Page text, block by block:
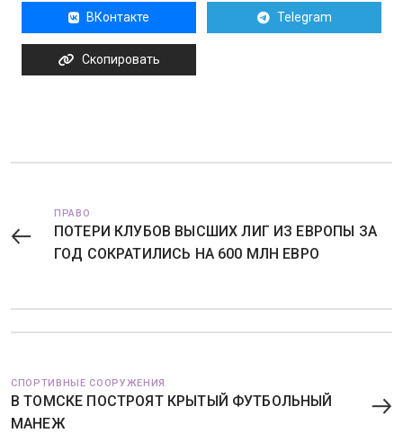
ВКонтакте Telegram
Скопировать
ПРАВО
ПОТЕРИ КЛУБОВ ВЫСШИХ ЛИГ ИЗ ЕВРОПЫ ЗА
ГОД СОКРАТИЛИСЬ НА 600 МЛН ЕВРО
СПОРТИВНЫЕ СООРУЖЕНИЯ
В ТОМСКЕ ПОСТРОЯТ КРЫТЫЙ ФУТБОЛЬНЫЙ
МАНЕЖ